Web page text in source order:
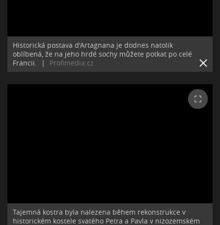
Historická postava d'Artagnana je dodnes natolik
oblíbená, že na jeho hrdé sochy můžete potkat po celé
Francii.
| Profimedia.cz
Tajemná kostra byla nalezena během rekonstrukce v
historickém kostele svatého Petra a Pavla v nizozemském